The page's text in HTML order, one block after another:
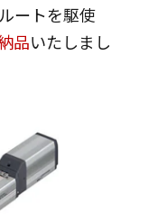
ートを駆使
品いたしまし